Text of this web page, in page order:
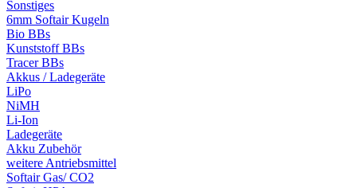
Sonstiges
6mm Softair Kugeln
Bio BBs
Kunststoff BBs
Tracer BBs
Akkus / Ladegeräte
LiPo
NiMH
Li-Ion
Ladegeräte
Akku Zubehör
weitere Antriebsmittel
Softair Gas/ CO2